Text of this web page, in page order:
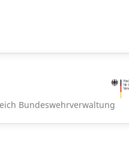
Bundeswehrverwaltung